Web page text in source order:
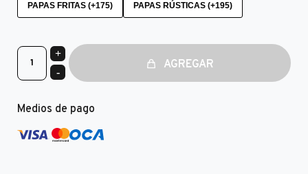
PAPAS FRITAS (+175) PAPAS RÚSTICAS (+195)
+
-
AGREGAR
Medios de pago